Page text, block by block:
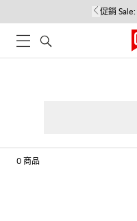
促銷 Sale:
0商品